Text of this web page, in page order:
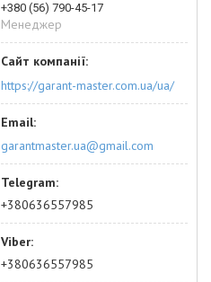
+380 (56) 790-45-17
Менеджер
https://garant-master.com.ua/ua/
garantmaster.ua@gmail.com
+380636557985
+380636557985